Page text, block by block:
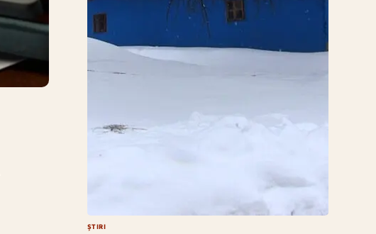
ȘTIRI